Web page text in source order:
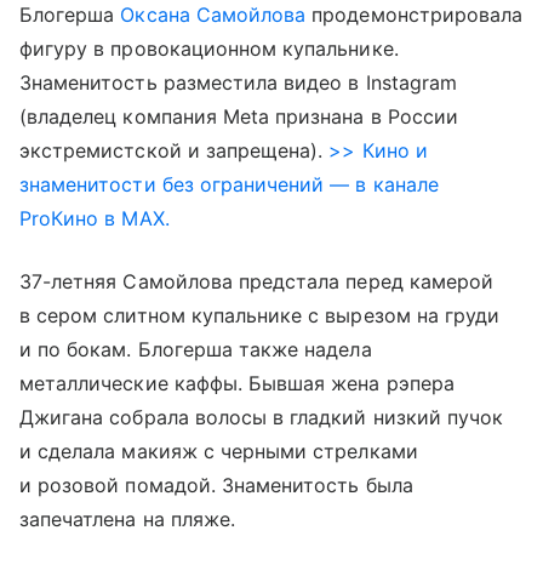
Блогерша Оксана Самойлова продемонстрировала
фигуру в провокационном купальнике.
Знаменитость разместила видео в Instagram
(владелец компания Meta признана в России
экстремистской и запрещена). >> Кино и
знаменитости без ограничений — в канале
ProКино в MAX.
37-летняя Самойлова предстала перед камерой
в сером слитном купальнике с вырезом на груди
и по бокам. Блогерша также надела
металлические каффы. Бывшая жена рэпера
Джигана собрала волосы в гладкий низкий пучок
и сделала макияж с черными стрелками
и розовой помадой. Знаменитость была
запечатлена на пляже.